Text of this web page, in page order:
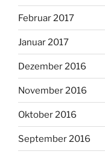
Februar 2017
Januar 2017
Dezember 2016
November 2016
Oktober 2016
September 2016